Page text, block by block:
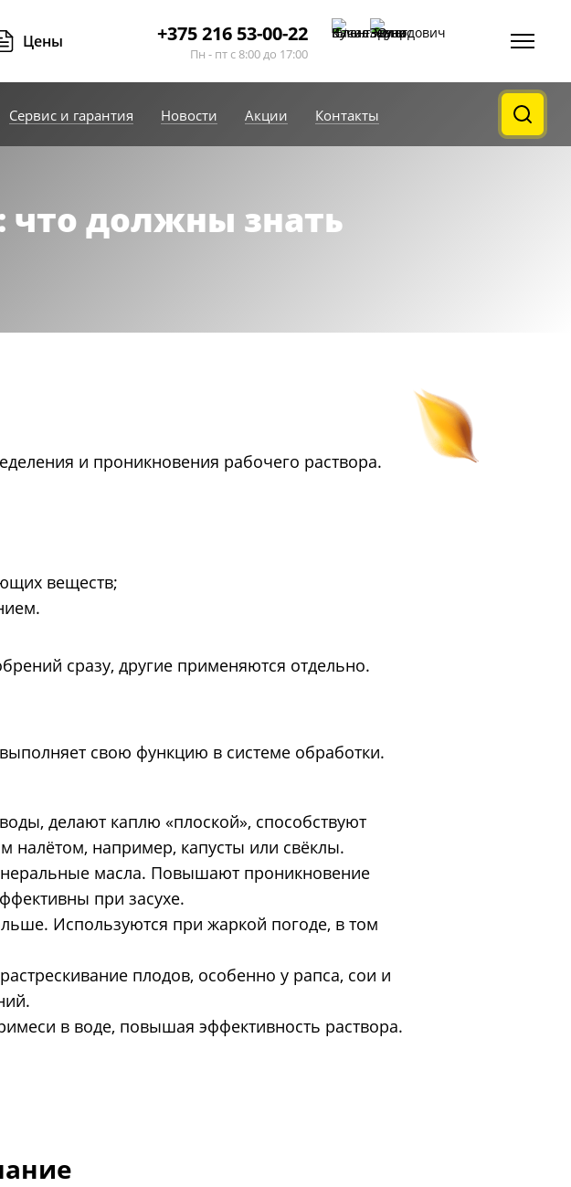
Цены +375 216 53-00-22
Пн - пт с 8:00 до 17:00
Сервис и гарантия Новости Акции Контакты
что должны знать
и проникновения рабочего раствора.
веществ;
сразу, другие применяются отдельно.
свою функцию в системе обработки.
делают каплю «плоской», способствуют
налётом, например, капусты или свёклы.
масла. Повышают проникновение
при засухе.
Используются при жаркой погоде, в том
плодов, особенно у рапса, сои и
в воде, повышая эффективность раствора.